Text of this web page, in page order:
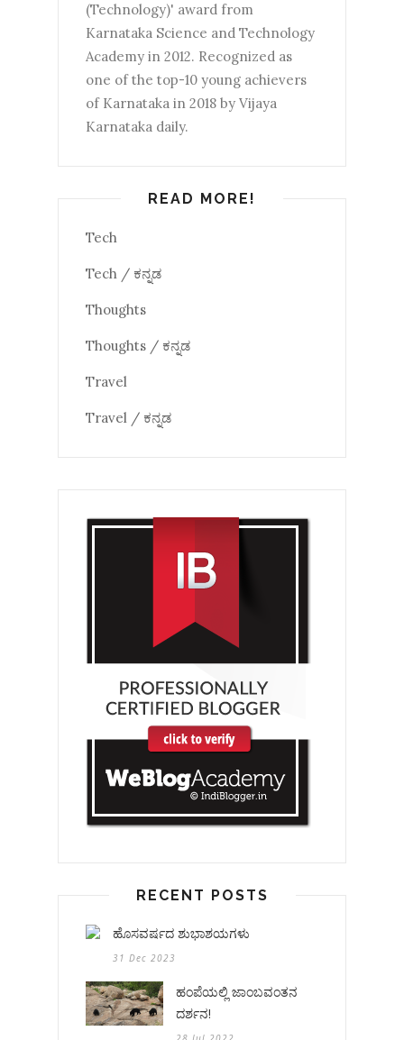
(Technology)' award from
Karnataka Science and Technology
Academy in 2012. Recognized as
one of the top-10 young achievers
of Karnataka in 2018 by Vijaya
Karnataka daily.
READ MORE!
Tech
Tech / ಕನ್ನಡ
Thoughts
Thoughts / ಕನ್ನಡ
Travel
Travel / ಕನ್ನಡ
RECENT POSTS
ಹೊಸವರ್ಷದ ಶುಭಾಶಯಗಳು
31 Dec 2023
ಹಂಪೆಯಲ್ಲಿ ಜಾಂಬವಂತನ
ದರ್ಶನ!